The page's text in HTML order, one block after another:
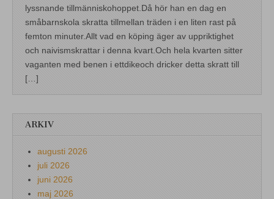
lyssnande tillmänniskohoppet.Då hör han en dag en
småbarnskola skratta tillmellan träden i en liten rast på
femton minuter.Allt vad en köping äger av uppriktighet
och naivismskrattar i denna kvart.Och hela kvarten sitter
vaganten med benen i ettdikeoch dricker detta skratt till
[…]
ARKIV
augusti 2026
juli 2026
juni 2026
maj 2026